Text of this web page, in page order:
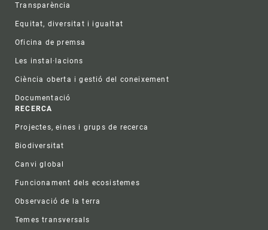
Transparència
Equitat, diversitat i igualtat
Oficina de premsa
Les instal·lacions
Ciència oberta i gestió del coneixement
Documentació
RECERCA
Projectes, eines i grups de recerca
Biodiversitat
Canvi global
Funcionament dels ecosistemes
Observació de la terra
Temes transversals